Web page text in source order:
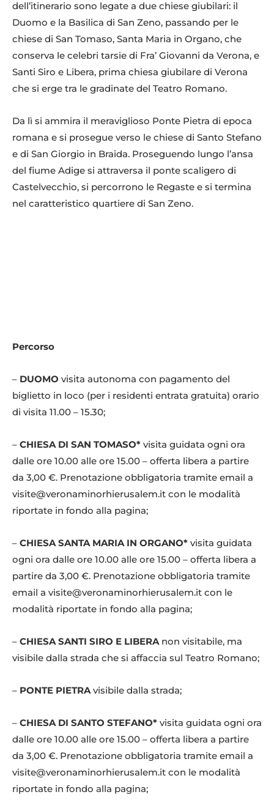
dell’itinerario sono legate a due chiese giubilari: il
Duomo e la Basilica di San Zeno, passando per le
chiese di San Tomaso, Santa Maria in Organo, che
conserva le celebri tarsie di Fra’ Giovanni da Verona, e
Santi Siro e Libera, prima chiesa giubilare di Verona
che si erge tra le gradinate del Teatro Romano.
Da lì si ammira il meraviglioso Ponte Pietra di epoca
romana e si prosegue verso le chiese di Santo Stefano
e di San Giorgio in Braida. Proseguendo lungo l’ansa
del fiume Adige si attraversa il ponte scaligero di
Castelvecchio, si percorrono le Regaste e si termina
nel caratteristico quartiere di San Zeno.
Percorso
– DUOMO visita autonoma con pagamento del
biglietto in loco (per i residenti entrata gratuita) orario
di visita 11.00 – 15.30;
– CHIESA DI SAN TOMASO* visita guidata ogni ora
dalle ore 10.00 alle ore 15.00 – offerta libera a partire
da 3,00 €. Prenotazione obbligatoria tramite email a
visite@veronaminorhierusalem.it con le modalità
riportate in fondo alla pagina;
– CHIESA SANTA MARIA IN ORGANO* visita guidata
ogni ora dalle ore 10.00 alle ore 15.00 – offerta libera a
partire da 3,00 €. Prenotazione obbligatoria tramite
email a visite@veronaminorhierusalem.it con le
modalità riportate in fondo alla pagina;
– CHIESA SANTI SIRO E LIBERAnon visitabile, ma
visibile dalla strada che si affaccia sul Teatro Romano;
– PONTE PIETRAvisibile dalla strada;
– CHIESA DI SANTO STEFANO* visita guidata ogni ora
dalle ore 10.00 alle ore 15.00 – offerta libera a partire
da 3,00 €. Prenotazione obbligatoria tramite email a
visite@veronaminorhierusalem.it con le modalità
riportate in fondo alla pagina;